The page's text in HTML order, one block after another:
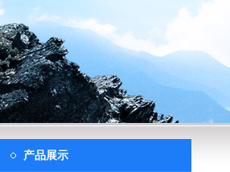
产品展示